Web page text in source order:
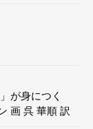
が身につく
画 呉 華順 訳